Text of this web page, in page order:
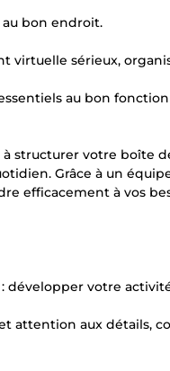
au bon endroit.
virtuelle sérieux,
au bon
structurer votre boîte
Grâce à un
efficacement à vos
développer votre
attention aux détails,